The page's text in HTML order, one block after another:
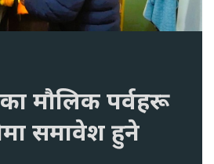
मौलिक पर्वहरू
समावेश हुने